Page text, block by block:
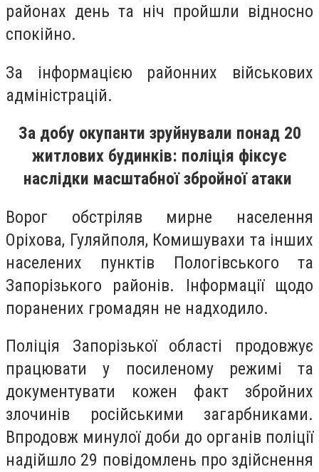
районах день та ніч пройшли відносно
спокійно.
За інформацією районних військових
адміністрацій.
За добу окупанти зруйнували понад 20
житлових будинків: поліція фіксує
наслідки масштабної збройної атаки
Ворог обстріляв мирне населення
Оріхова, Гуляйполя, Комишувахи та інших
населених пунктів Пологівського та
Запорізького районів. Інформації щодо
поранених громадян не надходило.
Поліція Запорізької області продовжує
працювати у посиленому режимі та
документувати кожен факт збройних
злочинів російськими загарбниками.
Впродовж минулої доби до органів поліції
надійшло 29 повідомлень про здійснення